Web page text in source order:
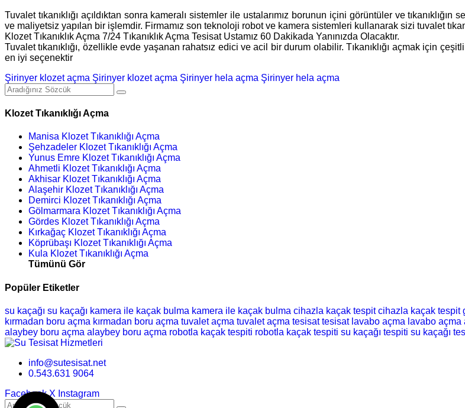
Tuvalet tıkanıklığı açıldıktan sonra kameralı sistemler ile ustalarımız borunun içini görüntüler ve
ve maliyetsiz yapılan bir işlemdir. Firmamız son teknoloji robot ve kamera sistemleri kullanarak sizi tuvalet
Klozet Tıkanıklık Açma 7/24 Tıkanıklık Açma Tesisat Ustamız 60 Dakikada Yanınızda Olacaktır.
Tuvalet tıkanıklığı, özellikle evde yaşanan rahatsız edici ve acil bir durum olabilir. Tıkanıklığı açmak için
en iyi seçenektir
Şirinyer klozet açma Şirinyer klozet açma Şirinyer hela açma Şirinyer hela açma
Klozet Tıkanıklığı Açma
Manisa Klozet Tıkanıklığı Açma
Şehzadeler Klozet Tıkanıklığı Açma
Yunus Emre Klozet Tıkanıklığı Açma
Ahmetli Klozet Tıkanıklığı Açma
Akhisar Klozet Tıkanıklığı Açma
Alaşehir Klozet Tıkanıklığı Açma
Demirci Klozet Tıkanıklığı Açma
Gölmarmara Klozet Tıkanıklığı Açma
Gördes Klozet Tıkanıklığı Açma
Kırkağaç Klozet Tıkanıklığı Açma
Köprübaşı Klozet Tıkanıklığı Açma
Kula Klozet Tıkanıklığı Açma
Tümünü Gör
Popüler Etiketler
su kaçağı su kaçağı kamera ile kaçak bulma kamera ile kaçak bulma cihazla kaçak tespit cihazla kaçak tespit
kırmadan boru açma kırmadan boru açma tuvalet açma tuvalet açma tesisat tesisat lavabo açma lavabo açma
alaybey boru açma alaybey boru açma robotla kaçak tespiti robotla kaçak tespiti su kaçağı tespiti su kaçağı
info@sutesisat.net
0.543.631 9064
Facebook X Instagram